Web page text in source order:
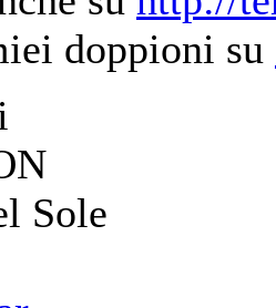
doppioni su
Sole